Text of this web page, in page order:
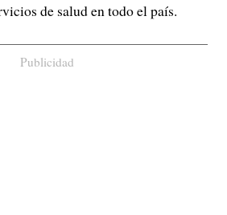
de salud en todo el país.
Publicidad